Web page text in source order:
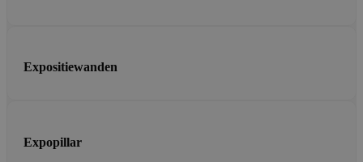
Expositiewanden
Expopillar